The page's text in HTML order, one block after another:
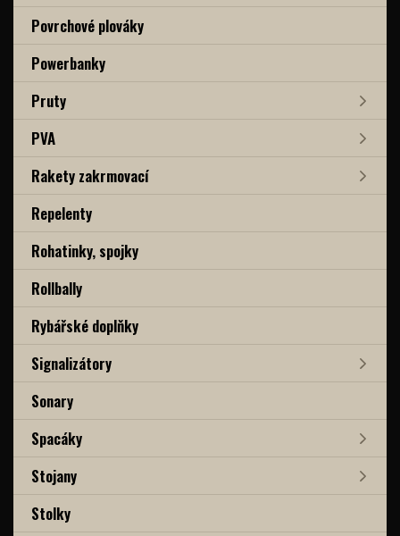
Povrchové plováky
Powerbanky
Pruty
PVA
Rakety zakrmovací
Repelenty
Rohatinky, spojky
Rollbally
Rybářské doplňky
Signalizátory
Sonary
Spacáky
Stojany
Stolky